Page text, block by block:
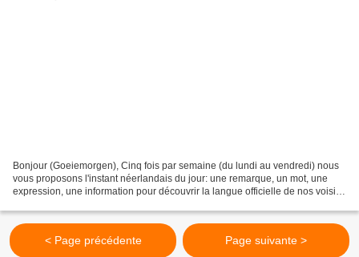
Bonjour (Goeiemorgen), Cinq fois par semaine (du lundi au vendredi) nous
vous proposons l'instant néerlandais du jour: une remarque, un mot, une
expression, une information pour découvrir la langue officielle de nos voisins
< Page précédente Page suivante >